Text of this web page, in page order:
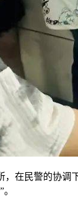
，在民警的协